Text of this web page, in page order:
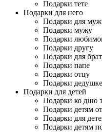
Подарки тете
Подарки для него
Подарки для
Подарки мужу
Подарки
Подарки другу
Подарки для
Подарки папе
Подарки отцу
Подарки дедушке
Подарки для детей
Подарки ко дню
Подарки детям
Подарки для
Подарки детям